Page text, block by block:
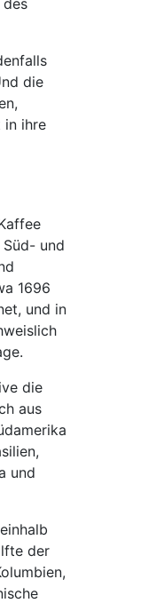
des
die
in ihre
und
1696
und in
die
aus
und
der